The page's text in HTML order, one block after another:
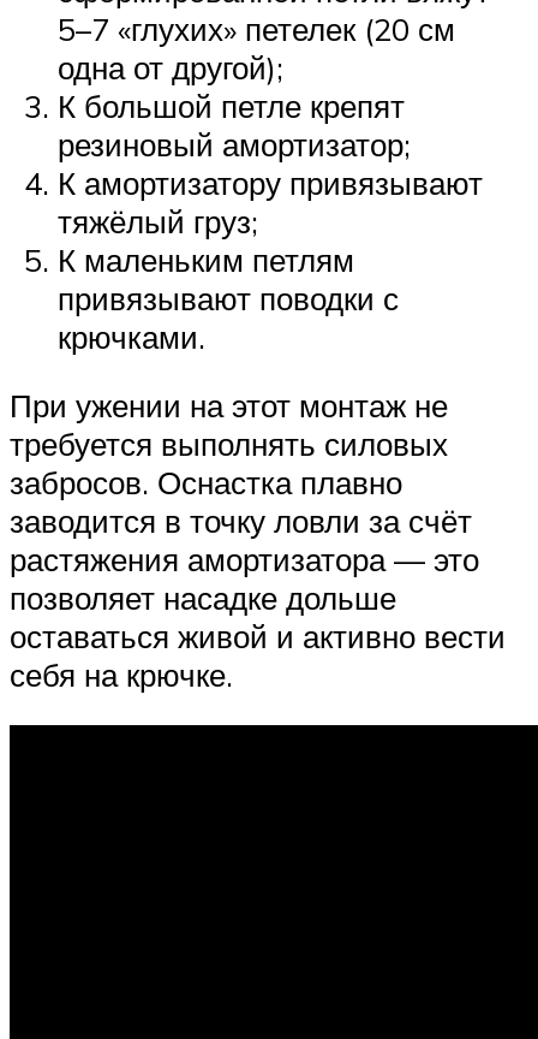
5–7 «глухих» петелек (20 см
одна от другой);
К большой петле крепят
резиновый амортизатор;
К амортизатору привязывают
тяжёлый груз;
К маленьким петлям
привязывают поводки с
крючками.
При ужении на этот монтаж не
требуется выполнять силовых
забросов. Оснастка плавно
заводится в точку ловли за счёт
растяжения амортизатора — это
позволяет насадке дольше
оставаться живой и активно вести
себя на крючке.